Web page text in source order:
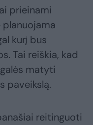
prieinami
kurį bus
Tai reiškia, kad
matyti
paveikslą.
reitinguoti